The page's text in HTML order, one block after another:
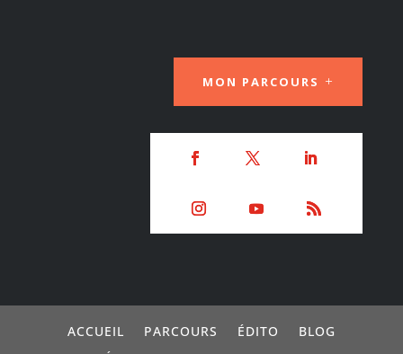
MON PARCOURS
ACCUEIL PARCOURS ÉDITO
BLOG